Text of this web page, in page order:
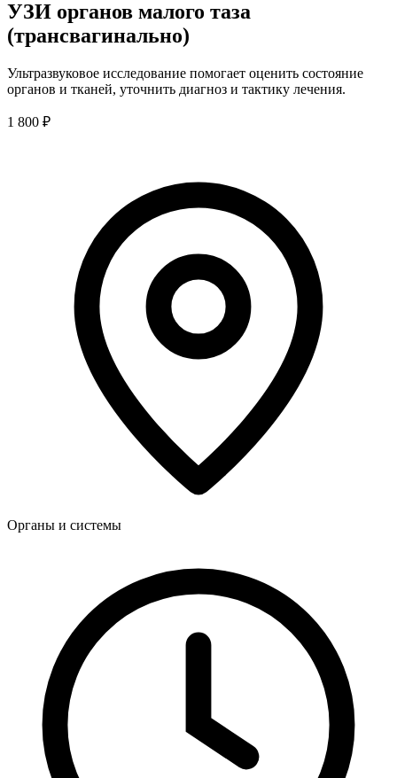
УЗИ органов малого таза
(трансвагинально)
Ультразвуковое исследование помогает оценить состояние
органов и тканей, уточнить диагноз и тактику лечения.
1 800 ₽
Органы и системы